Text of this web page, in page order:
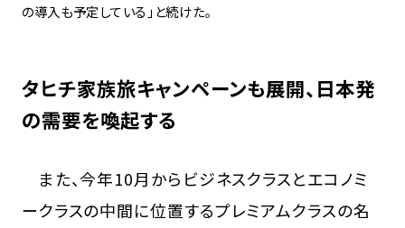
の導入も予定している」と続けた。
タヒチ家族旅キャンペーンも展開、日本発
の需要を喚起する
また、今年10月からビジネスクラスとエコノミ
ークラスの中間に位置するプレミアムクラスの名